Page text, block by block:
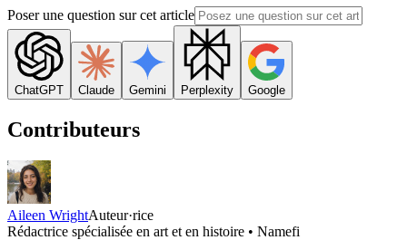
Poser une question sur cet article
ChatGPT Claude Gemini Perplexity Google
Contributeurs
Aileen WrightAuteur·rice
Rédactrice spécialisée en art et en histoire • Namefi